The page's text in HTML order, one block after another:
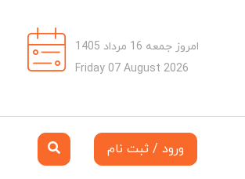
امروز جمعه 16 مرداد 1405
Friday 07 August 2026
ورود / ثبت نام